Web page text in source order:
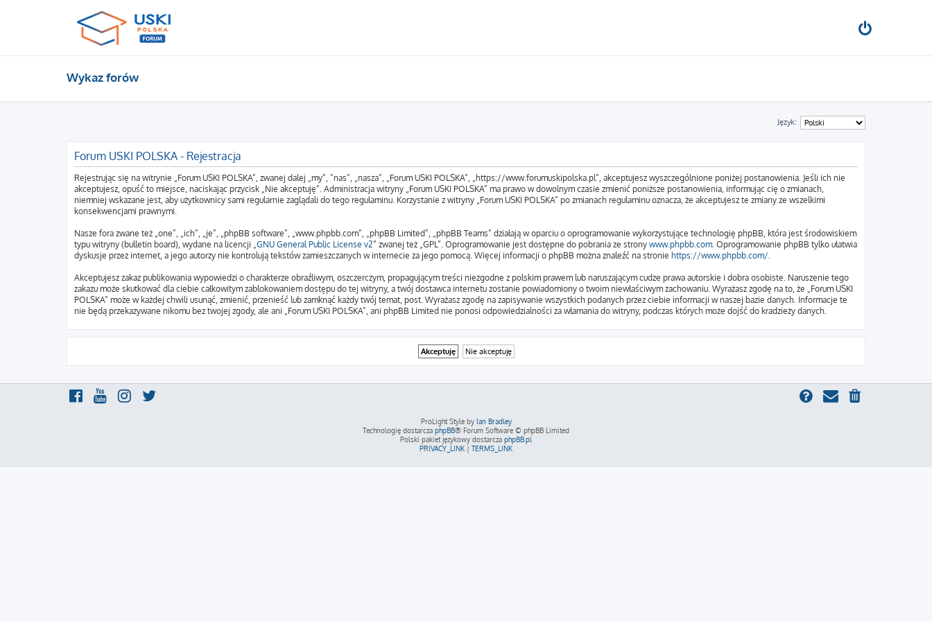
Wykaz forów
Język:
Forum USKI POLSKA - Rejestracja
Rejestrując się na witrynie „Forum USKI POLSKA”, zwanej dalej „my”, ”nas”, „nasza”, „Forum USKI POLSKA”, „https://www.forumuskipolska.pl”, akceptujesz wyszczególnione poniżej postanowienia. Jeśli ich nie
akceptujesz, opuść to miejsce, naciskając przycisk „Nie akceptuję”. Administracja witryny „Forum USKI POLSKA” ma prawo w dowolnym czasie zmienić poniższe postanowienia, informując cię o zmianach,
niemniej wskazane jest, aby użytkownicy sami regularnie zaglądali do tego regulaminu. Korzystanie z witryny „Forum USKI POLSKA” po zmianach regulaminu oznacza, że akceptujesz te zmiany ze wszelkimi
konsekwencjami prawnymi.
Nasze fora zwane też „one”, „ich”, „je”, „phpBB software”, „www.phpbb.com”, „phpBB Limited”, „phpBB Teams” działają w oparciu o oprogramowanie wykorzystujące technologię phpBB, która jest środowiskiem
typu witryny (bulletin board), wydane na licencji „ GNU General Public License v2” zwanej też „GPL”. Oprogramowanie jest dostępne do pobrania ze strony www.phpbb.com . Oprogramowanie phpBB tylko ułatwia
dyskusje przez internet, a jego autorzy nie kontrolują tekstów zamieszczanych w internecie za jego pomocą. Więcej informacji o phpBB można znaleźć na stronie https://www.phpbb.com/
Akceptujesz zakaz publikowania wypowiedzi o charakterze obraźliwym, oszczerczym, propagującym treści niezgodne z polskim prawem lub naruszającym cudze prawa autorskie i dobra osobiste. Naruszenie tego
zakazu może skutkować dla ciebie całkowitym zablokowaniem dostępu do tej witryny, a twój dostawca internetu zostanie powiadomiony o twoim niewłaściwym zachowaniu. Wyrażasz zgodę na to, że „Forum USKI
POLSKA” może w każdej chwili usunąć, zmienić, przenieść lub zamknąć każdy twój temat, post. Wyrażasz zgodę na zapisywanie wszystkich podanych przez ciebie informacji w naszej bazie danych. Informacje te
nie będą przekazywane nikomu bez twojej zgody, ale ani „Forum USKI POLSKA”, ani phpBB Limited nie ponosi odpowiedzialności za włamania do witryny, podczas których może dojść do kradzieży danych.
ProLight Style by Ian Bradley
Technologię dostarcza phpBB® Forum Software © phpBB Limited
Polski pakiet językowy dostarcza phpBB.pl
PRIVACY_LINK | TERMS_LINK